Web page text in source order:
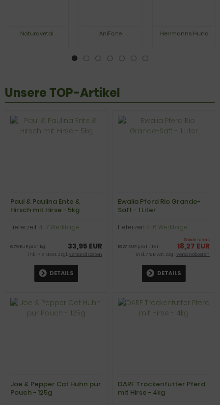
Naturavetal AniForte Herrmanns Hund
Unsere TOP-Artikel
Paul & Paulina Ente &
Hirsch mit Hirse - 5kg
Lieferzeit: 4-7 Werktage
33,95 EUR
6,79 EUR pro 1 kg
inkl. 7 % MwSt. zzgl.Versandkosten
DETAILS
Ewalia Pferd Rio Grande-
Saft - 1 Liter
Lieferzeit: 3-6 Werktage
Sonderpreis
18,27 EUR
18,27 EUR pro 1 Liter
inkl. 7 % MwSt. zzgl.Versandkosten
DETAILS
Joe & Pepper Cat Huhn pur
Pouch - 125g
DARF Trockenfutter Pferd
mit Hirse - 4kg